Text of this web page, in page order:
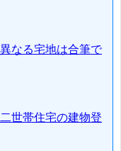
なる宅地は合筆で
世帯住宅の建物登